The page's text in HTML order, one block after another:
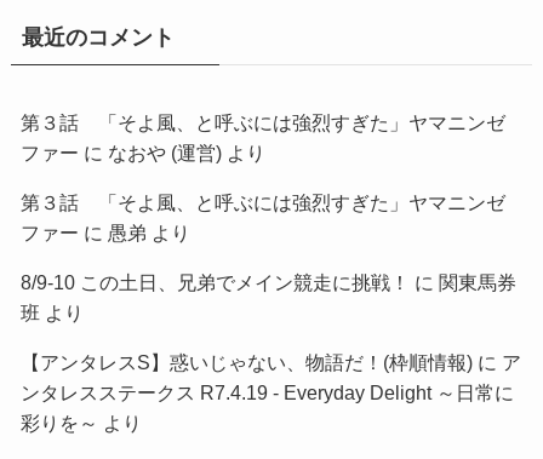
最近のコメント
第３話 「そよ風、と呼ぶには強烈すぎた」ヤマニンゼ
ファー に なおや (運営)より
第３話 「そよ風、と呼ぶには強烈すぎた」ヤマニンゼ
ファー に 愚弟 より
8/9-10 この土日、兄弟でメイン競走に挑戦！ に 関東馬券
班 より
【アンタレスS】惑いじゃない、物語だ！(枠順情報)に ア
ンタレスステークス R7.4.19 - Everyday Delight ～日常に
彩りを～ より